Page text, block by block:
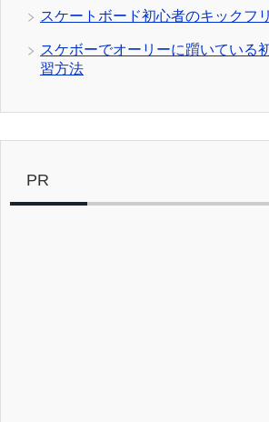
スケートボード初心者のキックフ
スケボーでオーリーに躓いている
習方法
PR